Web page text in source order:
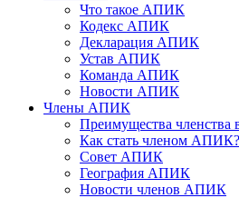
Что такое АПИК
Кодекс АПИК
Декларация АПИК
Устав АПИК
Команда АПИК
Новости АПИК
Члены АПИК
Преимущества
Как стать членом АПИК?
Совет АПИК
География АПИК
Новости членов АПИК